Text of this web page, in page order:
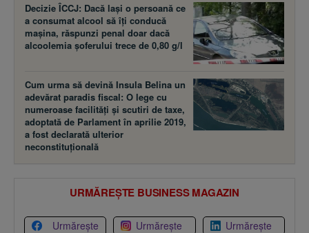
Decizie ÎCCJ: Dacă laşi o persoană ce
a consumat alcool să îţi conducă
maşina, răspunzi penal doar dacă
alcoolemia şoferului trece de 0,80 g/l
Cum urma să devină Insula Belina un
adevărat paradis fiscal: O lege cu
numeroase facilităţi şi scutiri de taxe,
adoptată de Parlament în aprilie 2019,
a fost declarată ulterior
neconstituţională
URMĂREȘTE BUSINESS MAGAZIN
Urmărește Urmărește Urmărește